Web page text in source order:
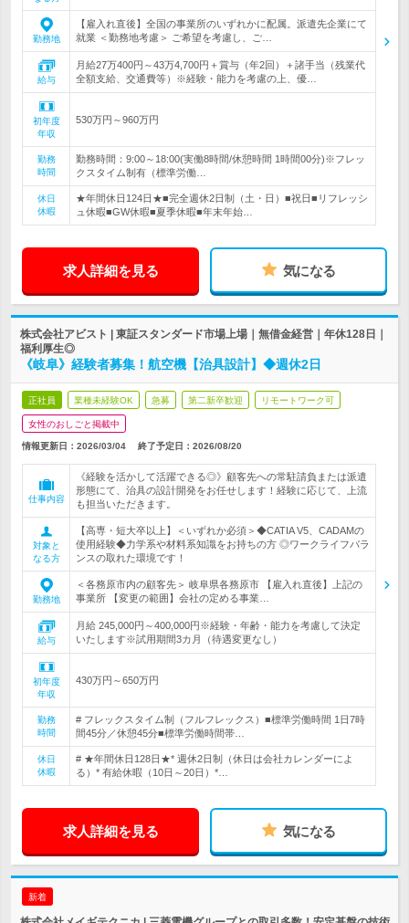
勤務地
【雇入れ直後】全国の事業所のいずれかに配属。派遣先企業にて
就業 ＜勤務地考慮＞ ご希望を考慮し、ご…
給与
月給27万400円～43万4,700円＋賞与（年2回）＋諸手当（残業代
全額支給、交通費等）※経験・能力を考慮の上、優…
初年度
年収
530万円～960万円
勤務
時間
勤務時間：9:00～18:00(実働8時間/休憩時間 1時間00分)※フレッ
クスタイム制有（標準労働…
休日
休暇
★年間休日124日★■完全週休2日制（土・日）■祝日■リフレッシ
ュ休暇■GW休暇■夏季休暇■年末年始…
求人詳細を見る 気になる
株式会社アビスト | 東証スタンダード市場上場｜無借金経営｜年休128日｜
福利厚生◎
《岐阜》経験者募集！航空機【治具設計】◆週休2日
正社員 業種未経験OK 急募 第二新卒歓迎 リモートワーク可
女性のおしごと掲載中
情報更新日：2026/03/04 終了予定日： 2026/08/20
仕事内容
《経験を活かして活躍できる◎》顧客先への常駐請負または派遣
形態にて、治具の設計開発をお任せします！経験に応じて、上流
も担当いただきます。
対象と
なる方
【高専・短大卒以上】＜いずれか必須＞◆CATIA V5、CADAMの
使用経験◆力学系や材料系知識をお持ちの方 ◎ワークライフバラ
ンスの取れた環境です！
勤務地
＜各務原市内の顧客先＞ 岐阜県各務原市 【雇入れ直後】上記の
事業所 【変更の範囲】会社の定める事業…
給与
月給 245,000円～400,000円※経験・年齢・能力を考慮して決定
いたします※試用期間3カ月（待遇変更なし）
初年度
年収
430万円～650万円
勤務
時間
# フレックスタイム制（フルフレックス）■標準労働時間 1日7時
間45分／休憩45分■標準労働時間帯…
休日
休暇
# ★年間休日128日★* 週休2日制（休日は会社カレンダーによ
る）* 有給休暇（10日～20日）*…
求人詳細を見る 気になる
新着